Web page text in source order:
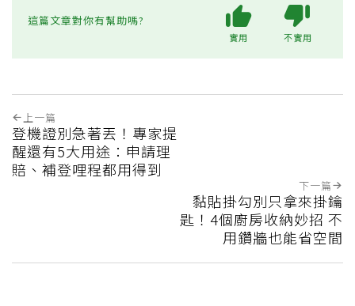
這篇文章對你有幫助嗎?
實用 不實用
上一篇
登機證別急著丟！專家提
醒還有5大用途：申請理
賠、補登哩程都用得到
下一篇
黏貼掛勾別只拿來掛鑰
匙！4個廚房收納妙招 不
用鑽牆也能省空間